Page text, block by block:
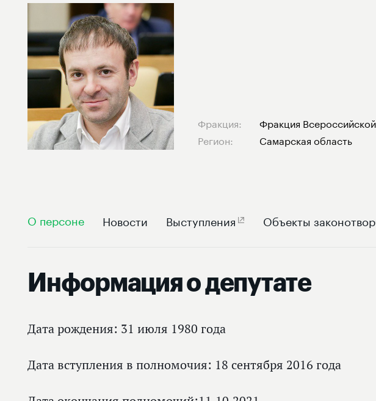
Фракция:
Фракция
Регион:
Самарская область
О персоне Новости Выступления Объекты
Информация о депутате
Дата рождения: 31 июля 1980 года
Дата вступления в полномочия: 18 сентября 2016 года